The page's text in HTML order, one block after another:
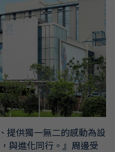
提供獨一無二的感動為設
與進化同行。』周邊受